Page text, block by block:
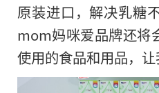
原装进口，解决乳糖
mom妈咪爱品牌还将
使用的食品和用品，让